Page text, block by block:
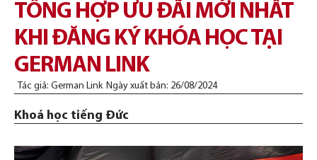
TỔNG HỢP ƯU ĐÃI MỚI NHẤT
KHI ĐĂNG KÝ KHÓA HỌC TẠI
GERMAN LINK
Tác giả: German Link Ngày xuất bản: 26/08/2024
Khoá học tiếng Đức